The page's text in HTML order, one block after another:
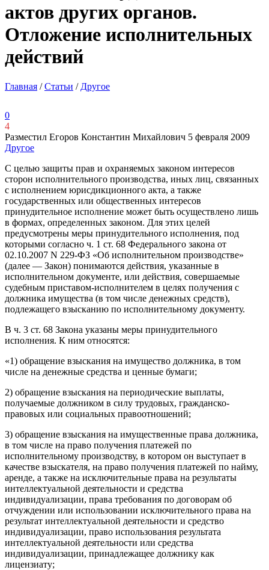
актов других органов.
Отложение исполнительных
действий
Главная /Статьи / Другое
0
4
Разместил Егоров Константин Михайлович 5 февраля 2009
Другое
С целью защиты прав и охраняемых законом интересов
сторон исполнительного производства, иных лиц, связанных
с исполнением юрисдикционного акта, а также
государственных или общественных интересов
принудительное исполнение может быть осуществлено лишь
в формах, определенных законом. Для этих целей
предусмотрены меры принудительного исполнения, под
которыми согласно ч. 1 ст. 68 Федерального закона от
02.10.2007 N 229-ФЗ «Об исполнительном производстве»
(далее — Закон) понимаются действия, указанные в
исполнительном документе, или действия, совершаемые
судебным приставом-исполнителем в целях получения с
должника имущества (в том числе денежных средств),
подлежащего взысканию по исполнительному документу.
В ч. 3 ст. 68 Закона указаны меры принудительного
исполнения. К ним относятся:
«1) обращение взыскания на имущество должника, в том
числе на денежные средства и ценные бумаги;
2) обращение взыскания на периодические выплаты,
получаемые должником в силу трудовых, гражданско-
правовых или социальных правоотношений;
3) обращение взыскания на имущественные права должника,
в том числе на право получения платежей по
исполнительному производству, в котором он выступает в
качестве взыскателя, на право получения платежей по найму,
аренде, а также на исключительные права на результаты
интеллектуальной деятельности и средства
индивидуализации, права требования по договорам об
отчуждении или использовании исключительного права на
результат интеллектуальной деятельности и средство
индивидуализации, право использования результата
интеллектуальной деятельности или средства
индивидуализации, принадлежащее должнику как
лицензиату;